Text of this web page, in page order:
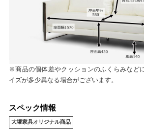
※商品の個体差やクッションのふくらみなど
イズが多少異なる場合がございます。
スペック情報
大塚家具オリジナル商品